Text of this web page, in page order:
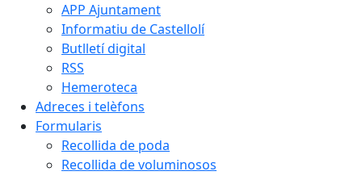
APP Ajuntament
Informatiu de Castellolí
Butlletí digital
RSS
Hemeroteca
Adreces i telèfons
Formularis
Recollida de poda
Recollida de voluminosos